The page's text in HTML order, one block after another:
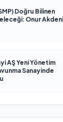
Doğru Bilinen
Onur
AŞ Yeni Yönetim
Sanayinde